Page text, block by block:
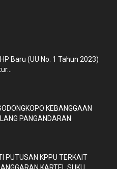
Baru (UU No. 1 Tahun 2023)
KEBANGGAAN
PANGANDARAN
PUTUSAN KPPU TERKAIT
KARTEL SUKU